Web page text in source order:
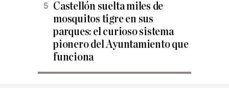
Castellón suelta miles de
mosquitos tigre en sus
parques: el curioso sistema
pionero del Ayuntamiento que
funciona